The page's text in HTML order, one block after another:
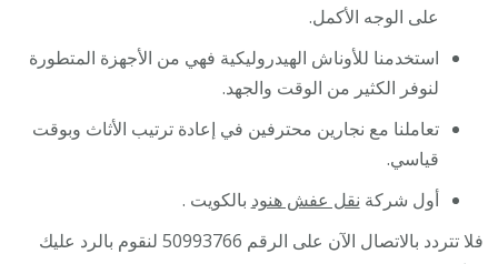
على الوجه الأكمل.
استخدمنا للأوناش الهيدروليكية فهي من الأجهزة المتطورة
لنوفر الكثير من الوقت والجهد.
تعاملنا مع نجارين محترفين في إعادة ترتيب الأثاث وبوقت
قياسي.
أول شركة نقل عفش هنود بالكويت .
فلا تتردد بالاتصال الآن على الرقم 50993766 لنقوم بالرد عليك